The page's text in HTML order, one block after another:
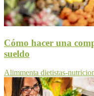
Cómo hacer una
sueldo
Alimmenta dietistas-